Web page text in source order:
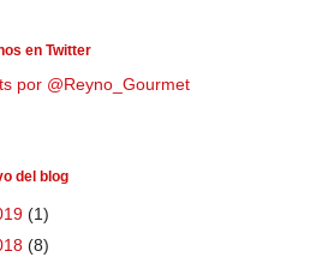
en Twitter
por @Reyno_Gourmet
del blog
(1)
(8)